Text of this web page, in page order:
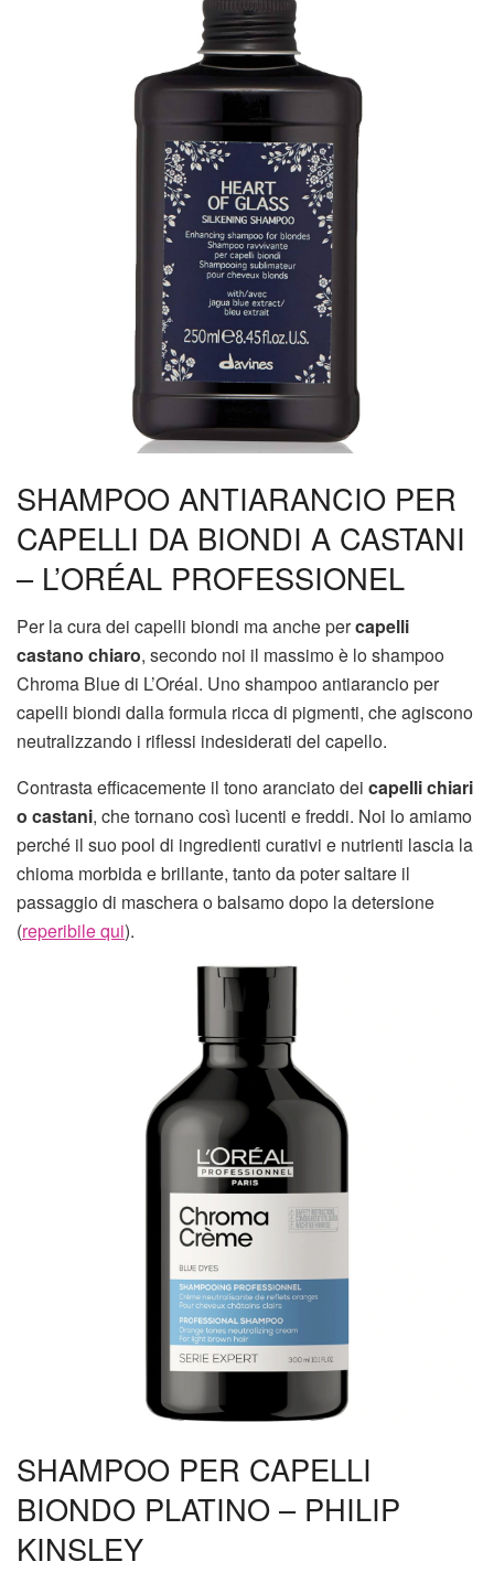
SHAMPOO ANTIARANCIO PER
CAPELLI DA BIONDI A CASTANI
– L’ORÉAL PROFESSIONEL
Per la cura dei capelli biondi ma anche percapelli
castano chiaro, secondo noi il massimo è lo shampoo
Chroma Blue di L’Oréal. Uno shampoo antiarancio per
capelli biondi dalla formula ricca di pigmenti, che agiscono
neutralizzando i riflessi indesiderati del capello.
Contrasta efficacemente il tono aranciato dei capelli chiari
o castani, che tornano così lucenti e freddi. Noi lo amiamo
perché il suo pool di ingredienti curativi e nutrienti lascia la
chioma morbida e brillante, tanto da poter saltare il
passaggio di maschera o balsamo dopo la detersione
(reperibile qui).
SHAMPOO PER CAPELLI
BIONDO PLATINO – PHILIP
KINSLEY